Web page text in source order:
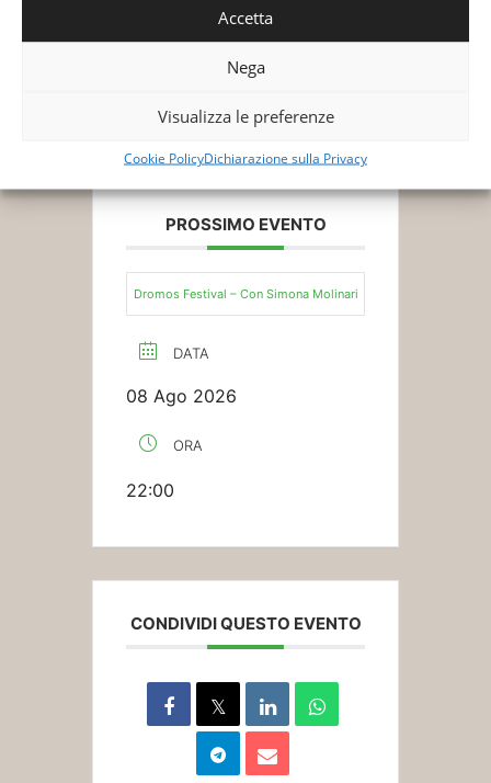
Accetta
Nega
Visualizza le preferenze
Cookie PolicyDichiarazione sulla Privacy
+ Esporta iCal
PROSSIMO EVENTO
Dromos Festival – Con Simona Molinari
DATA
08 Ago 2026
ORA
22:00
CONDIVIDI QUESTO EVENTO